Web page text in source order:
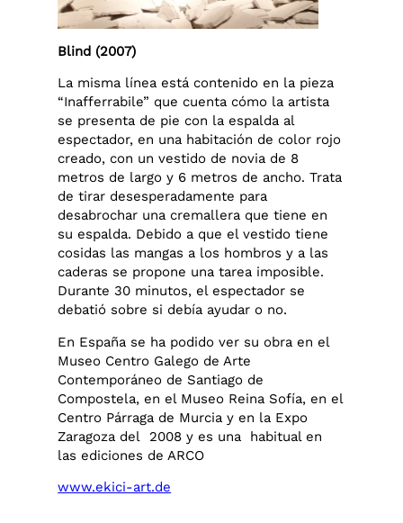
Blind (2007)
La misma línea está contenido en la pieza
“Inafferrabile” que cuenta cómo la artista
se presenta de pie con la espalda al
espectador, en una habitación de color rojo
creado, con un vestido de novia de 8
metros de largo y 6 metros de ancho. Trata
de tirar desesperadamente para
desabrochar una cremallera que tiene en
su espalda. Debido a que el vestido tiene
cosidas las mangas a los hombros y a las
caderas se propone una tarea imposible.
Durante 30 minutos, el espectador se
debatió sobre si debía ayudar o no.
En España se ha podido ver su obra en el
Museo Centro Galego de Arte
Contemporáneo de Santiago de
Compostela, en el Museo Reina Sofía, en el
Centro Párraga de Murcia y en la Expo
Zaragoza del 2008 y es una habitual en
las ediciones de ARCO
www.ekici-art.de